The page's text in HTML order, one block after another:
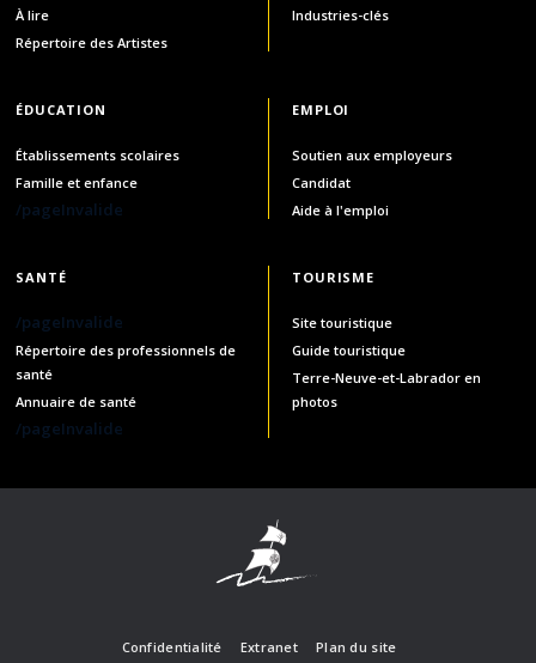
À lire
Répertoire des Artistes
Industries-clés
ÉDUCATION
Établissements scolaires
Famille et enfance
/pageInvalide
EMPLOI
Soutien aux employeurs
Candidat
Aide à l'emploi
SANTÉ
/pageInvalide
Répertoire des professionnels de
santé
Annuaire de santé
/pageInvalide
TOURISME
Site touristique
Guide touristique
Terre-Neuve-et-Labrador en
photos
Confidentialité Extranet Plan du site